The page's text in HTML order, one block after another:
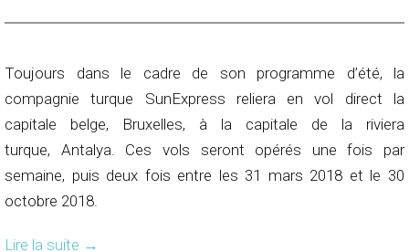
Toujours dans le cadre de son programme d’été, la
compagnie turque SunExpress reliera en vol direct la
capitale belge, Bruxelles, à la capitale de la riviera
turque, Antalya. Ces vols seront opérés une fois par
semaine, puis deux fois entre les 31 mars 2018 et le 30
octobre 2018.
Lire la suite →